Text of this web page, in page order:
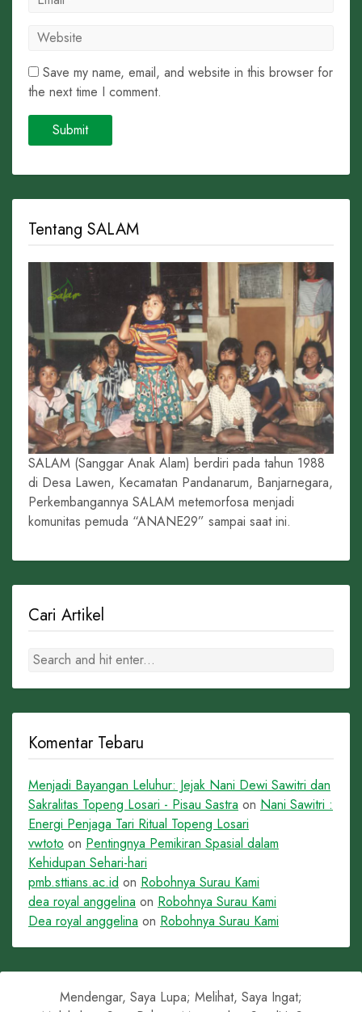
Save my name, email, and website in this browser for
the next time I comment.
Tentang SALAM
SALAM (Sanggar Anak Alam) berdiri pada tahun 1988
di Desa Lawen, Kecamatan Pandanarum, Banjarnegara,
Perkembangannya SALAM metemorfosa menjadi
komunitas pemuda “ANANE29” sampai saat ini.
Cari Artikel
Komentar Tebaru
Menjadi Bayangan Leluhur: Jejak Nani Dewi Sawitri dan
Sakralitas Topeng Losari - Pisau Sastra on Nani Sawitri :
Energi Penjaga Tari Ritual Topeng Losari
vwtoto on Pentingnya Pemikiran Spasial dalam
Kehidupan Sehari-hari
pmb.sttians.ac.id on Robohnya Surau Kami
dea royal anggelina on Robohnya Surau Kami
Dea royal anggelina on Robohnya Surau Kami
Mendengar, Saya Lupa; Melihat, Saya Ingat;